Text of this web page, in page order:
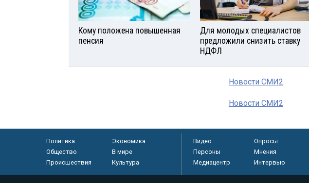
Кому положена повышенная
пенсия
Для молодых специалистов
предложили снизить ставку
НДФЛ
Новости СМИ2
Новости СМИ2
Политика
Экономика
Общество
В мире
Происшествия
Культура
Видео Опросы
Персоны
Мнения
Медиацентр
Интервью